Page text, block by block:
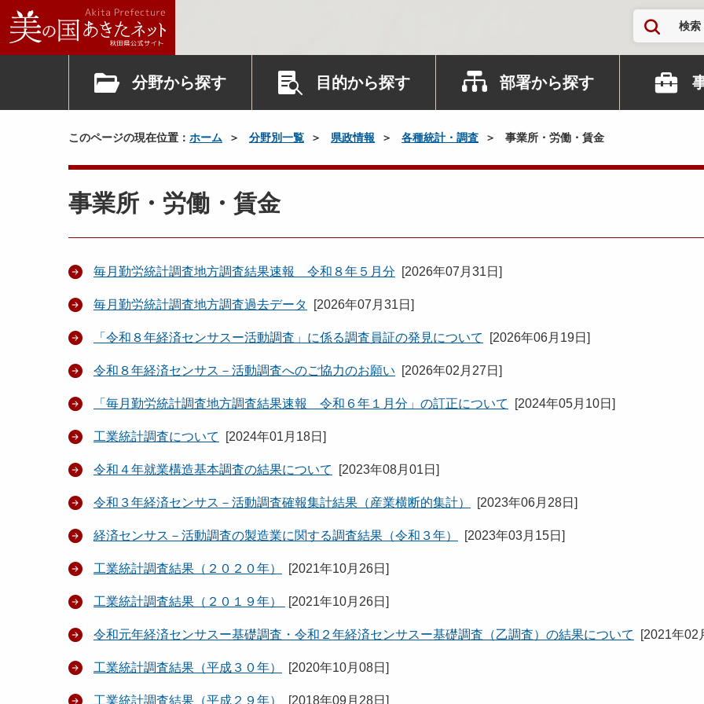
検索
分野から探す 目的から探す 部署から探す
このページの現在位置： ホーム 分野別一覧 県政情報 各種統計・調査 事業所・労働・賃金
事業所・労働・賃金
毎月勤労統計調査地方調査結果速報 令和８年５月分 [2026年07月31日 ]
毎月勤労統計調査地方調査過去データ [2026年07月31日 ]
「令和８年経済センサスー活動調査」に係る調査員証の発見について [2026年06月19日 ]
令和８年経済センサス－活動調査へのご協力のお願い [2026年02月27日 ]
「毎月勤労統計調査地方調査結果速報 令和６年１月分」の訂正について [2024年05月10日 ]
工業統計調査について [2024年01月18日 ]
令和４年就業構造基本調査の結果について [2023年08月01日 ]
令和３年経済センサス－活動調査確報集計結果（産業横断的集計） [2023年06月28日 ]
経済センサス－活動調査の製造業に関する調査結果（令和３年） [2023年03月15日 ]
工業統計調査結果（２０２０年） [2021年10月26日 ]
工業統計調査結果（２０１９年） [2021年10月26日 ]
令和元年経済センサスー基礎調査・令和２年経済センサスー基礎調査（乙調査）の結果について [2021年02
工業統計調査結果（平成３０年） [2020年10月08日 ]
工業統計調査結果（平成２９年） [2018年09月28日 ]